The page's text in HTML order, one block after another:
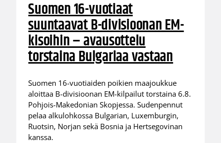
Suomen 16-vuotiaat
suuntaavat B-divisioonan EM-
kisoihin – avausottelu
torstaina Bulgariaa vastaan
Suomen 16-vuotiaiden poikien maajoukkue
aloittaa B-divisioonan EM-kilpailut torstaina 6.8.
Pohjois-Makedonian Skopjessa. Sudenpennut
pelaa alkulohkossa Bulgarian, Luxemburgin,
Ruotsin, Norjan sekä Bosnia ja Hertsegovinan
kanssa.